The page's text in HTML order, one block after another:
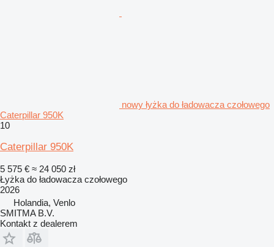
nowy łyżka do ładowacza czołowego
Caterpillar 950K
10
Caterpillar 950K
5 575 € ≈ 24 050 zł
Łyżka do ładowacza czołowego
2026
Holandia, Venlo
SMITMA B.V.
Kontakt z dealerem